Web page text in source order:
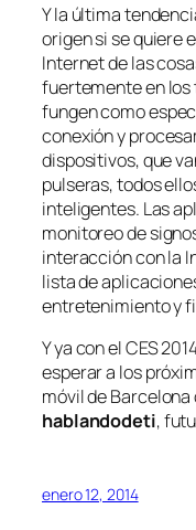
Y la última
origen si se quiere
Internet de las
fuertemente en
fungen como
conexión y
dispositivos, que
pulseras, todos
inteligentes. Las
monitoreo de
interacción con la
lista de
entretenimiento y
Y ya con el CES
esperar a los
móvil de Barcelona
hablandodeti,
enero 12, 2014